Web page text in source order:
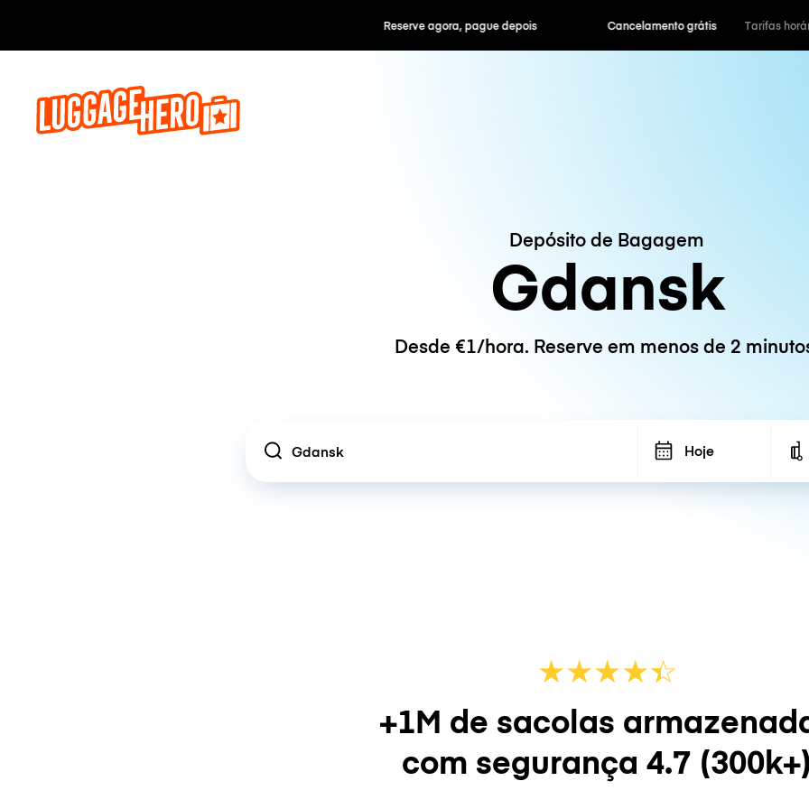
Reserve agora, pague depois Cancelamento grátis Tarifas
Depósito de Bagagem
Gdansk
Desde €1/hora. Reserve em menos de 2
Location Hoje
★★★★☆
★
+1M de sacolas
com segurança 4.7 (300k+)